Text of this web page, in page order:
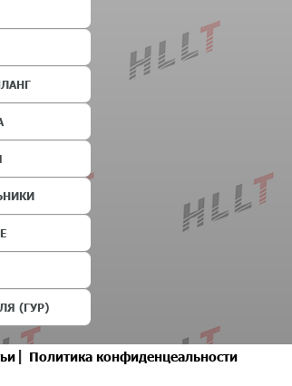
(ГУР)
| Политика конфиденцеальности